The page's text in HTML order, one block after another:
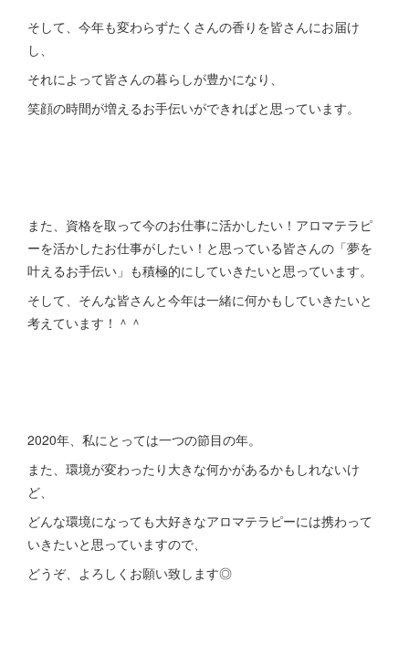
そして、今年も変わらずたくさんの香りを皆さんにお届け
し、
それによって皆さんの暮らしが豊かになり、
笑顔の時間が増えるお手伝いができればと思っています。
また、資格を取って今のお仕事に活かしたい！アロマテラピ
ーを活かしたお仕事がしたい！と思っている皆さんの「夢を
叶えるお手伝い」も積極的にしていきたいと思っています。
そして、そんな皆さんと今年は一緒に何かもしていきたいと
考えています！＾＾
2020年、私にとっては一つの節目の年。
また、環境が変わったり大きな何かがあるかもしれないけ
ど、
どんな環境になっても大好きなアロマテラピーには携わって
いきたいと思っていますので、
どうぞ、よろしくお願い致します◎